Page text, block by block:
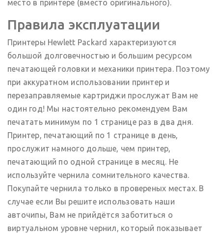
место в принтере (вместо оригинального).
Правила эксплуатации
Принтеры Hewlett Packard характеризуются
большой долговечностью и большим ресурсом
печатающей головки и механики принтера. Поэтому
при аккуратном использовании принтер и
перезаправляемые картриджи прослужат Вам не
один год! Мы настоятельно рекомендуем Вам
печатать минимум по 1 странице раз в два дня.
Принтер, печатающий по 1 странице в день,
прослужит намного дольше, чем принтер,
печатающий по одной странице в месяц. Не
используйте чернила сомнительного качества.
Покупайте чернила только в провереных местах. В
случае если Вы решите использовать наши
авточипы, Вам не прийдётся заботиться о
виртуальном уровне чернил, который показывает